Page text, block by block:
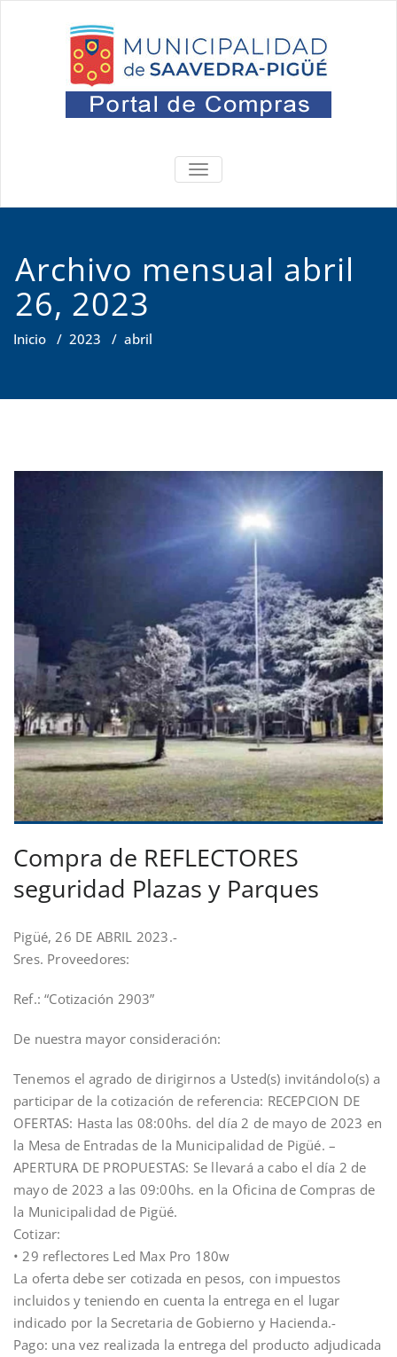
Portal
Oficina de Compras
ALTERNAR
NAVEGACIÓN
Archivo mensual abril
26, 2023
Inicio / 2023 / abril
Compra de REFLECTORES
seguridad Plazas y Parques
Pigüé, 26 DE ABRIL 2023.-
Sres. Proveedores:
Ref.: “Cotización 2903”
De nuestra mayor consideración:
Tenemos el agrado de dirigirnos a Usted(s) invitándolo(s) a
participar de la cotización de referencia: RECEPCION DE
OFERTAS: Hasta las 08:00hs. del día 2 de mayo de 2023 en
la Mesa de Entradas de la Municipalidad de Pigüé. –
APERTURA DE PROPUESTAS: Se llevará a cabo el día 2 de
mayo de 2023 a las 09:00hs. en la Oficina de Compras de
la Municipalidad de Pigüé.
Cotizar:
• 29 reflectores Led Max Pro 180w
La oferta debe ser cotizada en pesos, con impuestos
incluidos y teniendo en cuenta la entrega en el lugar
indicado por la Secretaria de Gobierno y Hacienda.-
Pago: una vez realizada la entrega del producto adjudicada